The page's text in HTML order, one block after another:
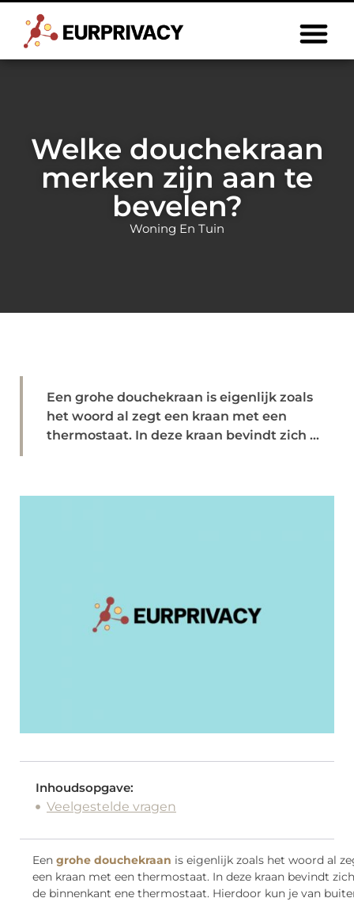
Welke douchekraan
merken zijn aan te
bevelen?
Woning En Tuin
Een grohe douchekraan is eigenlijk zoals
het woord al zegt een kraan met een
thermostaat. In deze kraan bevindt zich ...
Inhoudsopgave:
Veelgestelde vragen
Een grohe douchekraan is eigenlijk zoals het woord al
een kraan met een thermostaat. In deze kraan bevindt
de binnenkant ene thermostaat. Hierdoor kun je van